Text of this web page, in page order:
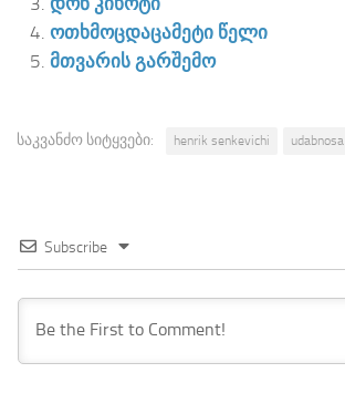
ოთხმოცდაცამეტი წელი
მთვარის გარშემო
საკვანძო სიტყვები: henrik senkevichi
Subscribe